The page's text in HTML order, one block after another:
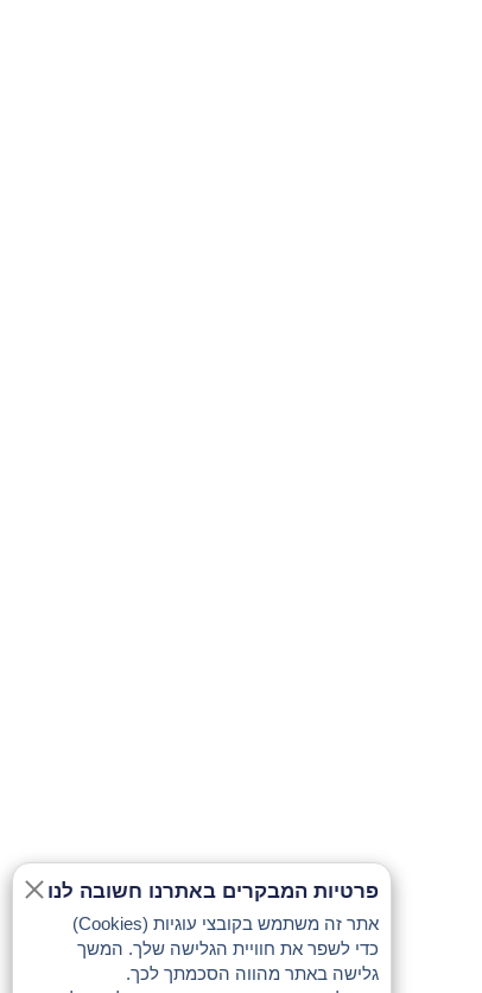
פרטיות המבקרים באתרנו חשובה לנו
אתר זה משתמש בקובצי עוגיות (Cookies)
כדי לשפר את חוויית הגלישה שלך. המשך
גלישה באתר מהווה הסכמתך לכך.